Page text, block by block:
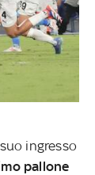
ingresso
pallone